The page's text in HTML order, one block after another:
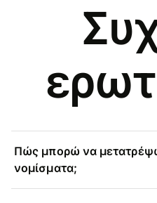
Πώς μπορώ να
νομίσματα;